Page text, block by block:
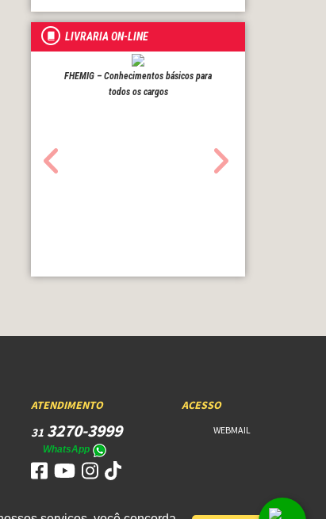
LIVRARIA ON-LINE
FHEMIG – Conhecimentos básicos para
todos os cargos
ATENDIMENTO
31 3270-3999
WhatsApp
ACESSO
WEBMAIL